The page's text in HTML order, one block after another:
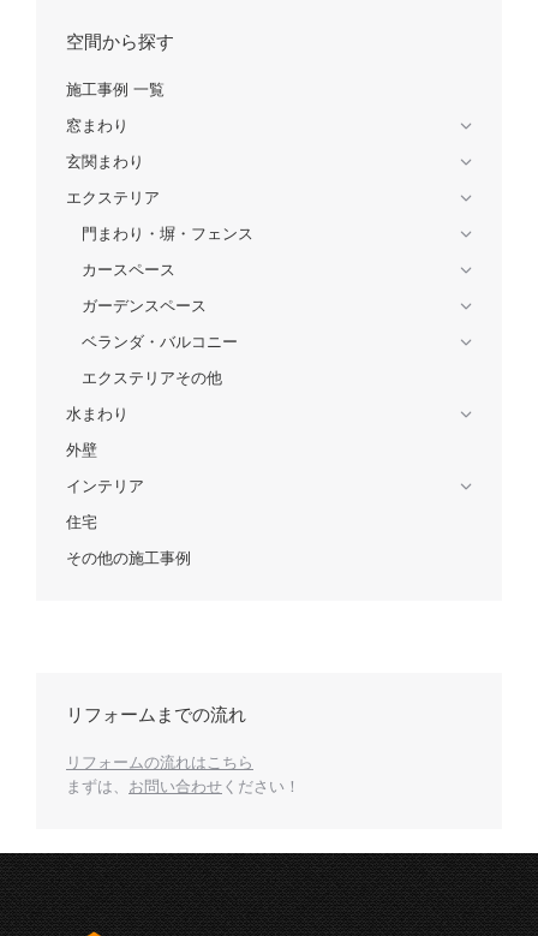
空間から探す
施工事例 一覧
窓まわり
玄関まわり
エクステリア
門まわり・塀・フェンス
カースペース
ガーデンスペース
ベランダ・バルコニー
エクステリアその他
水まわり
外壁
インテリア
住宅
その他の施工事例
リフォームまでの流れ
リフォームの流れはこちら
まずは、 お問い合わせ ください！